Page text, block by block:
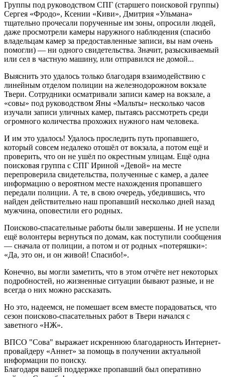
Группы под руководством СПГ (старшего поисковой группы)
Сергея «Фродо», Ксении «Киви», Дмитрия «Ульмана»
тщательно прочесали порученные им зоны, опросили людей,
даже просмотрели камеры наружного наблюдения (спасибо
владельцам камер за предоставленные записи, вы нам очень
помогли) — ни одного свидетельства. Значит, разыскиваемый
или сел в частную машину, или отправился не домой...
Выяснить это удалось только благодаря взаимодействию с
линейным отделом полиции на железнодорожном вокзале
Твери. Сотрудники осматривали записи камер на вокзале, а
«совы» под руководством Яны «Мальты» несколько часов
изучали записи уличных камер, пытаясь рассмотреть среди
огромного количества прохожих нужного нам человека.
И им это удалось! Удалось проследить путь пропавшего,
который совсем недалеко отошёл от вокзала, а потом ещё и
проверить, что он не ушёл по окрестным улицам. Ещё одна
поисковая группа с СПГ Ириной «Девой» на месте
перепроверила свидетельства, полученные с камер, а далее
информацию о вероятном месте нахождения пропавшего
передали полиции. А те, в свою очередь, убедившись, что
найден действительно наш пропавший несколько дней назад
мужчина, оповестили его родных.
Поисково-спасательные работы были завершены. И не успели
ещё волонтеры вернуться по домам, как поступили сообщения
— сначала от полиции, а потом и от родных «потеряшки»:
«Да, это он, и он живой! Спасибо!».
Конечно, вы могли заметить, что в этом отчёте нет некоторых
подробностей, но жизненные ситуации бывают разные, и не
всегда о них можно рассказать.
Но это, надеемся, не помешает всем вместе порадоваться, что
сезон поисково-спасательных работ в Твери начался с
заветного «НЖ».
ВПСО "Сова" выражает искреннюю благодарность Интернет-
провайдеру «Аннет» за помощь в получении актуальной
информации по поиску.
Благодаря вашей поддержке пропавший был оперативно